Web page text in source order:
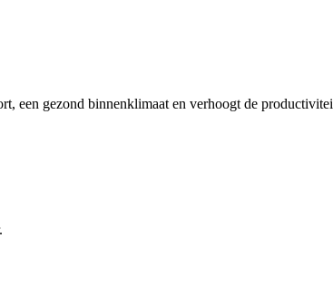
een gezond binnenklimaat en verhoogt de